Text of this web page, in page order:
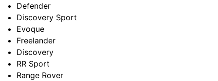
Defender
Discovery Sport
Evoque
Freelander
Discovery
RR Sport
Range Rover